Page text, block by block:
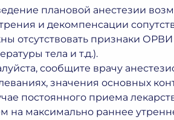
плановой анестезии
и декомпенсации
отсутствовать признаки
тела и т.д.).
сообщите врачу
значения основных
постоянного приема
на максимально раннее